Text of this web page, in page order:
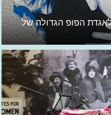
הפופ הגדולה של